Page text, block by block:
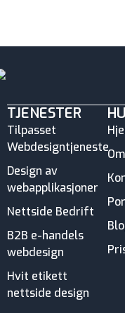
TJENESTER
Tilpasset
Webdesigntjeneste
Design av
webapplikasjoner
Nettside Bedrift
B2B e-handels
webdesign
Hvit etikett
nettside design